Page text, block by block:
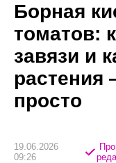
Борная
томатов:
завязи и
растения
просто
19.06.2026
09:26